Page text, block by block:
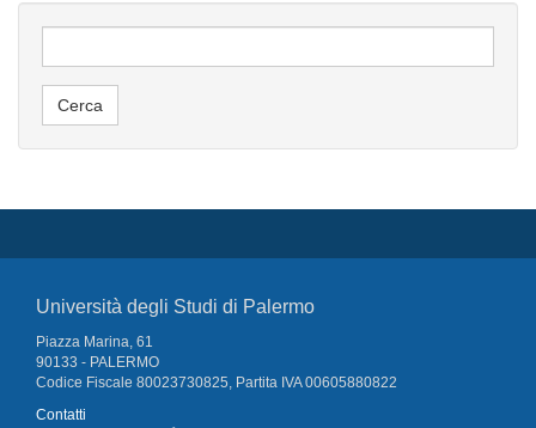
Università degli Studi di Palermo
Piazza Marina, 61
90133 - PALERMO
Codice Fiscale 80023730825, Partita IVA 00605880822
Contatti